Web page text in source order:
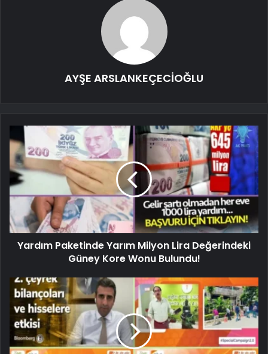
AYŞE ARSLANKEÇECİOĞLU
Yardım Paketinde Yarım Milyon Lira Değerindeki
Güney Kore Wonu Bulundu!